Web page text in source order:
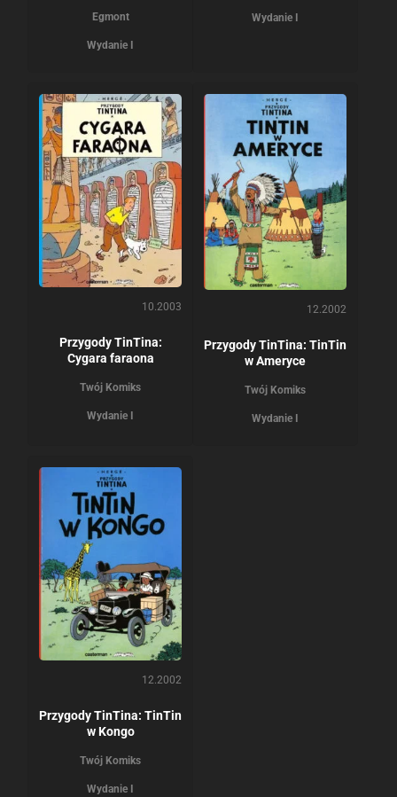
Egmont
Wydanie I
Wydanie I
10.2003
Przygody TinTina:
Cygara faraona
Twój Komiks
Wydanie I
12.2002
Przygody TinTina: TinTin
w Ameryce
Twój Komiks
Wydanie I
12.2002
Przygody TinTina: TinTin
w Kongo
Twój Komiks
Wydanie I